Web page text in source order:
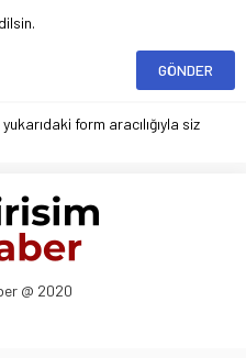
form aracılığıyla siz
@ 2020